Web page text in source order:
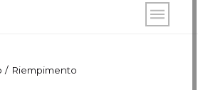
/ Riempimento